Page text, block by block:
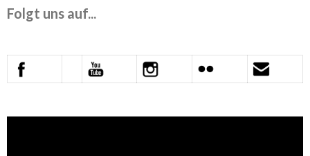
Folgt uns auf...